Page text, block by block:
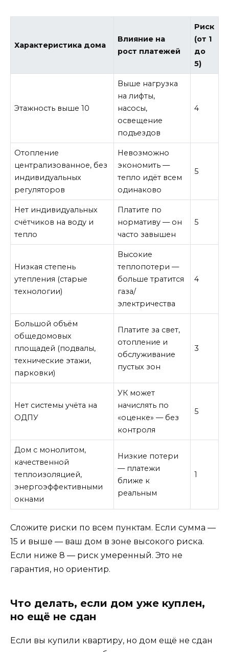
Характеристика дома
Влияние на
рост платежей
Риск
(от 1
до
5)
Этажность выше 10
Выше нагрузка
на лифты,
насосы,
освещение
подъездов
4
Отопление
централизованное, без
индивидуальных
регуляторов
Невозможно
экономить —
тепло идёт всем
одинаково
5
Нет индивидуальных
счётчиков на воду и
тепло
Платите по
нормативу — он
часто завышен
5
Низкая степень
утепления (старые
технологии)
Высокие
теплопотери —
больше тратится
газа/
электричества
4
Большой объём
общедомовых
площадей (подвалы,
технические этажи,
парковки)
Платите за свет,
отопление и
обслуживание
пустых зон
3
Нет системы учёта на
ОДПУ
УК может
начислять по
«оценке» — без
контроля
5
Дом с монолитом,
качественной
теплоизоляцией,
энергоэффективными
окнами
Низкие потери
— платежи
ближе к
реальным
1
Сложите риски по всем пунктам. Если сумма —
15 и выше — ваш дом в зоне высокого риска.
Если ниже 8 — риск умеренный. Это не
гарантия, но ориентир.
Что делать, если дом уже куплен,
но ещё не сдан
Если вы купили квартиру, но дом ещё не сдан